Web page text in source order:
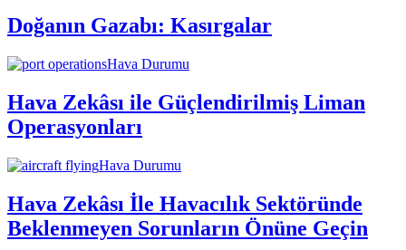
Doğanın Gazabı: Kasırgalar
Hava Durumu
Hava Zekâsı ile Güçlendirilmiş Liman
Operasyonları
Hava Durumu
Hava Zekâsı İle Havacılık Sektöründe
Beklenmeyen Sorunların Önüne Geçin